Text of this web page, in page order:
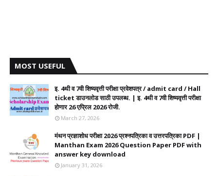
MOST USEFUL
इ. 4थी व 7वी शिष्यवृत्ती परीक्षा प्रवेशपत्र / admit card / Hall
ticket डाउनलोड साठी उपलब्ध. | इ. 4थी व 7वी शिष्यवृत्ती परीक्षा
होणार 26 एप्रिल 2026 रोजी.
March 27, 2026
मंथन प्रज्ञाशोध परीक्षा 2026 प्रश्नपत्रिका व उत्तरपत्रिका PDF |
Manthan Exam 2026 Question Paper PDF with
answer key download
January 31, 2026